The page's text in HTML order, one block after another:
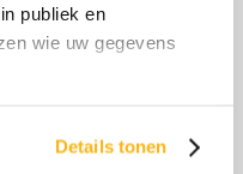
publiek en
wie uw gegevens
Details tonen